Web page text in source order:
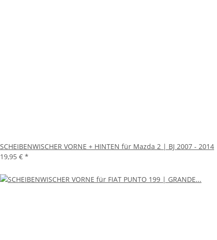
SCHEIBENWISCHER VORNE + HINTEN für Mazda 2 | BJ 2007 - 2014
19,95 € *